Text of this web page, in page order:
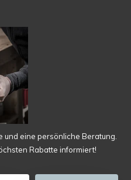
eine persönliche Beratung.
Rabatte informiert!